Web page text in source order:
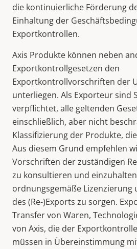
die kontinuierliche Förderung
Einhaltung der
Exportkontrollen.
Axis Produkte können neben
Exportkontrollgesetzen den
Exportkontrollvorschriften der
unterliegen. Als Exporteur sind
verpflichtet, alle geltenden
einschließlich, aber nicht
Klassifizierung der Produkte,
Aus diesem Grund empfehlen
Vorschriften der zuständigen
zu konsultieren und
ordnungsgemäße Lizenzierung
des (Re-)Exports zu sorgen.
Transfer von Waren,
von Axis, die der
müssen in Übereinstimmung